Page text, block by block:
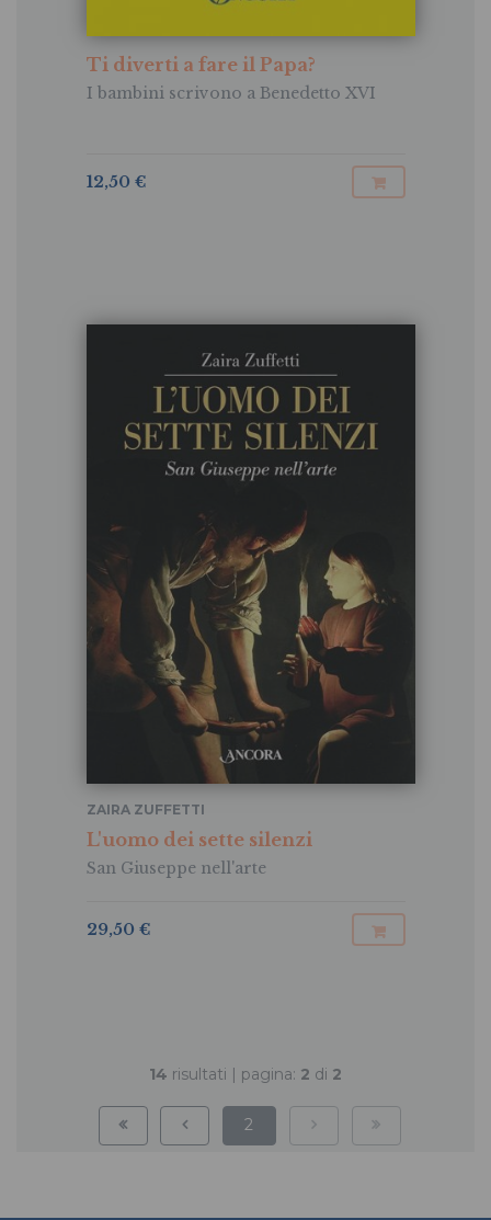
Ti diverti a fare il Papa?
I bambini scrivono a Benedetto XVI
12,50 €
L'uomo dei sette silenzi
San Giuseppe nell'arte
ZAIRA ZUFFETTI
29,50 €
14 risultati | pagina: 2 di 2
2